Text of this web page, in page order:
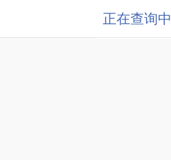
正在查询中